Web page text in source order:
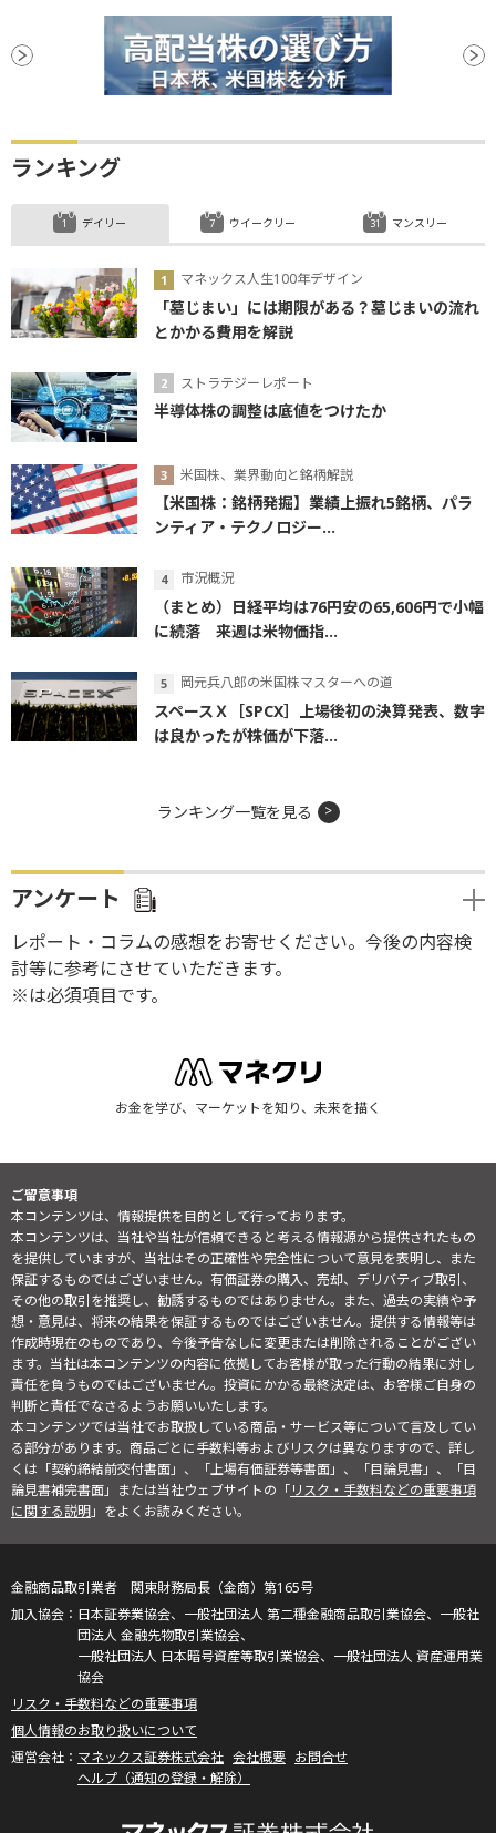
ランキング
デイリー
マネックス人生100年デザイン
「墓じまい」には期限がある？墓じまいの流れ
とかかる費用を解説
ストラテジーレポート
半導体株の調整は底値をつけたか
米国株、業界動向と銘柄解説
【米国株：銘柄発掘】業績上振れ5銘柄、パラ
ンティア・テクノロジー...
市況概況
（まとめ）日経平均は76円安の65,606円で小幅
に続落 来週は米物価指...
岡元兵八郎の米国株マスターへの道
スペースＸ［SPCX］上場後初の決算発表、数字
は良かったが株価が下落...
ウイークリー マンスリー
ランキング一覧を見る
アンケート
レポート・コラムの感想をお寄せください。今後の内容検
討等に参考にさせていただきます。
※は必須項目です。
お金を学び、マーケットを知り、未来を描く
ご留意事項
本コンテンツは、情報提供を目的として行っております。
本コンテンツは、当社や当社が信頼できると考える情報源から提供されたもの
を提供していますが、当社はその正確性や完全性について意見を表明し、また
保証するものではございません。有価証券の購入、売却、デリバティブ取引、
その他の取引を推奨し、勧誘するものではありません。また、過去の実績や予
想・意見は、将来の結果を保証するものではございません。提供する情報等は
作成時現在のものであり、今後予告なしに変更または削除されることがござい
ます。当社は本コンテンツの内容に依拠してお客様が取った行動の結果に対し
責任を負うものではございません。投資にかかる最終決定は、お客様ご自身の
判断と責任でなさるようお願いいたします。
本コンテンツでは当社でお取扱している商品・サービス等について言及してい
る部分があります。商品ごとに手数料等およびリスクは異なりますので、詳し
くは「契約締結前交付書面」、「上場有価証券等書面」、「目論見書」、「目
論見書補完書面」または当社ウェブサイトの「リスク・手数料などの重要事項
に関する説明」をよくお読みください。
金融商品取引業者 関東財務局長（金商）第165号
日本証券業協会、一般社団法人 第二種金融商品取引業協会、一般社
団法人 金融先物取引業協会、
一般社団法人 日本暗号資産等取引業協会、一般社団法人 資産運用業
協会
リスク・手数料などの重要事項
個人情報のお取り扱いについて
マネックス証券株式会社 会社概要 お問合せ
ヘルプ（通知の登録・解除）